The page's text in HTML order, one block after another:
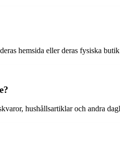
hemsida eller deras fysiska
hushållsartiklar och andra